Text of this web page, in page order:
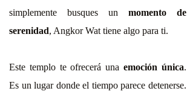
simplemente busques un momento de
serenidad, Angkor Wat tiene algo para ti.
Este templo te ofrecerá una emoción única.
Es un lugar donde el tiempo parece detenerse.